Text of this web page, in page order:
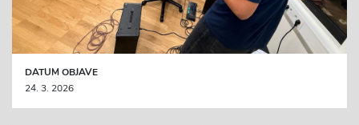
DATUM OBJAVE
24. 3. 2026